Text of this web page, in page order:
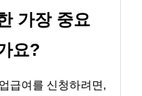
가장 중요
요?
급여를 신청하려면,